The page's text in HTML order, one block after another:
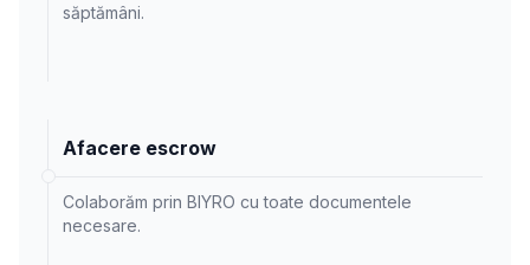
săptămâni.
Afacere escrow
Colaborăm prin BIYRO cu toate documentele
necesare.